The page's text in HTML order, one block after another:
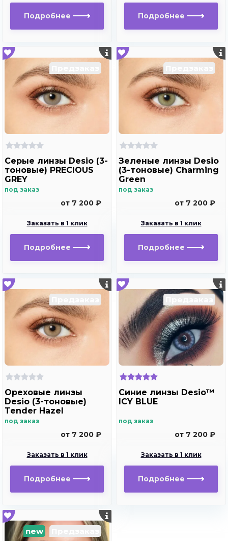
Подробнее Подробнее
Серые линзы Desio (3-
тоновые) PRECIOUS
GREY
под заказ
от 7 200 ₽
Заказать в 1 клик
Подробнее
Зеленые линзы Desio
(3-тоновые) Charming
Green
под заказ
от 7 200 ₽
Заказать в 1 клик
Подробнее
Ореховые линзы
Desio (3-тоновые)
Tender Hazel
под заказ
от 7 200 ₽
Заказать в 1 клик
Подробнее
Синие линзы Desio™
ICY BLUE
под заказ
от 7 200 ₽
Заказать в 1 клик
Подробнее
new